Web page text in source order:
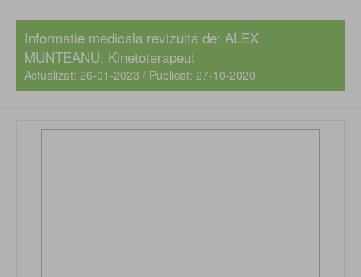
Informatie medicala revizuita de: ALEX
MUNTEANU, Kinetoterapeut
Actualizat: 26-01-2023 / Publicat: 27-10-2020